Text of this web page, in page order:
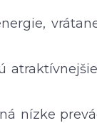
nízke